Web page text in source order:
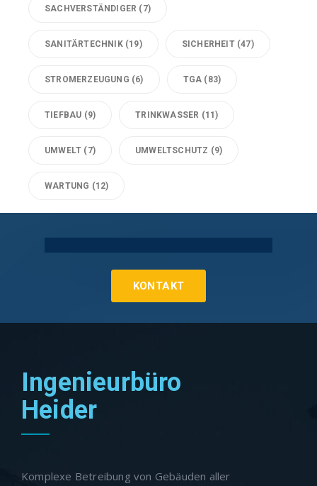
SACHVERSTÄNDIGER (7)
SANITÄRTECHNIK(19) SICHERHEIT(47)
STROMERZEUGUNG (6) TGA (83)
TIEFBAU (9) TRINKWASSER (11)
UMWELT (7) UMWELTSCHUTZ (9)
WARTUNG (12)
KONTAKT
Ingenieurbüro
Heider
Komplexe Betreibung von Gebäuden aller